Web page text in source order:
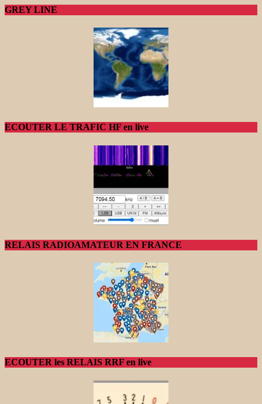
GREY LINE
ECOUTER LE TRAFIC HF en live
RELAIS RADIOAMATEUR EN FRANCE
ECOUTER les RELAIS RRF en live